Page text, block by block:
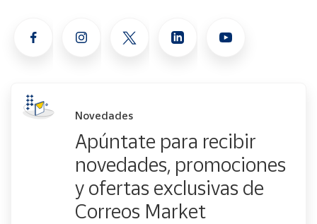
Novedades
Apúntate para recibir
novedades, promociones
y ofertas exclusivas de
Correos Market